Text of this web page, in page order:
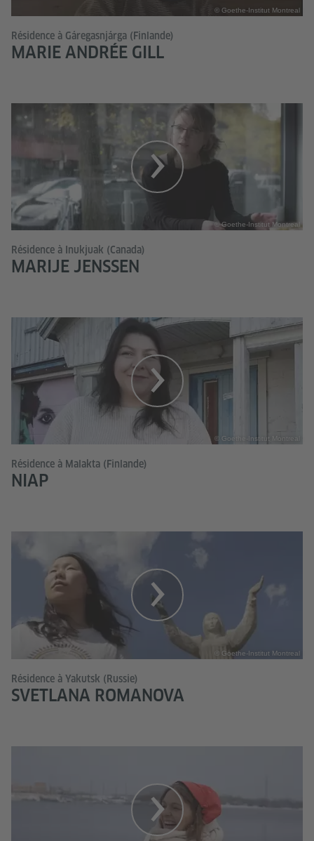
© Goethe-Institut Montreal
Résidence à Gáregasnjárga (Finlande)
MARIE ANDRÉE GILL
© Goethe-Institut Montreal
Résidence à Inukjuak (Canada)
MARIJE JENSSEN
© Goethe-Institut Montreal
Résidence à Malakta (Finlande)
NIAP
© Goethe-Institut Montreal
Résidence à Yakutsk (Russie)
SVETLANA ROMANOVA